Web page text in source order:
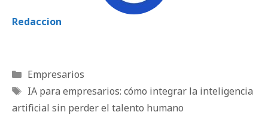
Redaccion
Categorías
Empresarios
Etiquetas
IA para empresarios: cómo integrar la inteligencia
artificial sin perder el talento humano